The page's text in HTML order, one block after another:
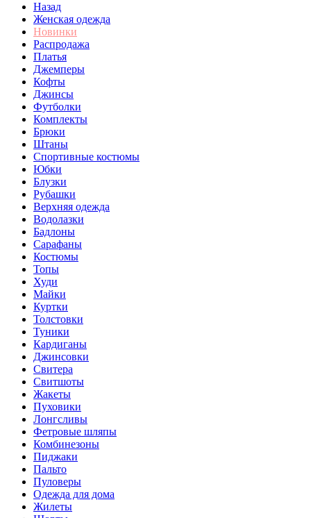
Назад
Женская одежда
Новинки
Распродажа
Платья
Джемперы
Кофты
Джинсы
Футболки
Комплекты
Брюки
Штаны
Спортивные костюмы
Юбки
Блузки
Рубашки
Верхняя одежда
Водолазки
Бадлоны
Сарафаны
Костюмы
Топы
Худи
Майки
Куртки
Толстовки
Туники
Кардиганы
Джинсовки
Свитера
Свитшоты
Жакеты
Пуховики
Лонгсливы
Фетровые шляпы
Комбинезоны
Пиджаки
Пальто
Пуловеры
Одежда для дома
Жилеты